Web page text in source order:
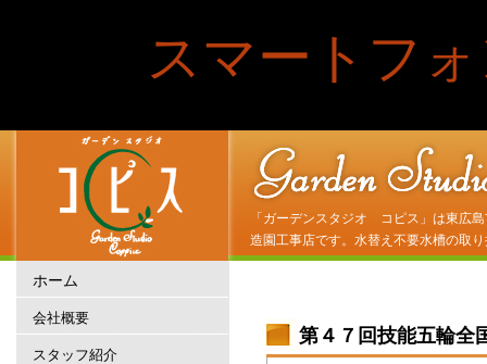
スマートフ
「ガーデンスタジオ コピス」は東広
造園工事店です。水替え不要水槽の取
第４７回技能五輪全
ホーム
会社概要
スタッフ紹介